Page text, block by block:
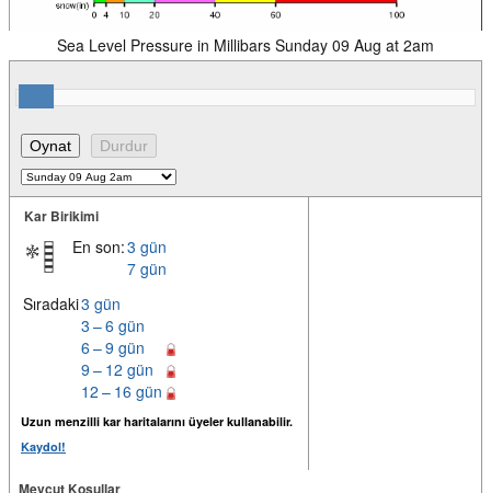
Sea Level Pressure in Millibars Sunday 09 Aug at 2am
Kar Birikimi
En son:3 gün
7 gün
Sıradaki3 gün
3 – 6 gün
6 – 9 gün
9 – 12 gün
12 – 16 gün
Uzun menzilli kar haritalarını üyeler kullanabilir.
Kaydol!
Mevcut Koşullar